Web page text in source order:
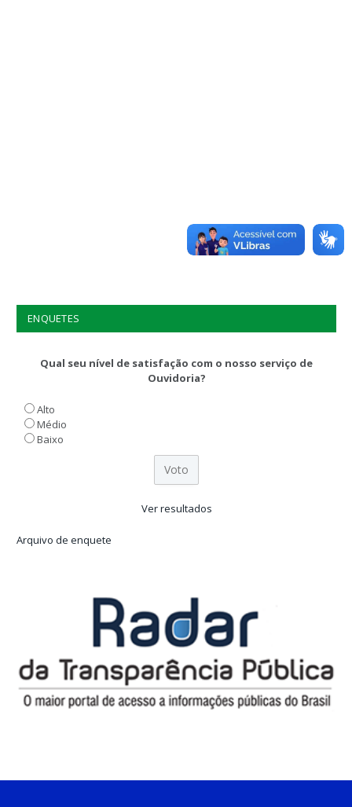
ENQUETES
Qual seu nível de satisfação com o nosso serviço de
Ouvidoria?
Alto
Médio
Baixo
Ver resultados
Arquivo de enquete